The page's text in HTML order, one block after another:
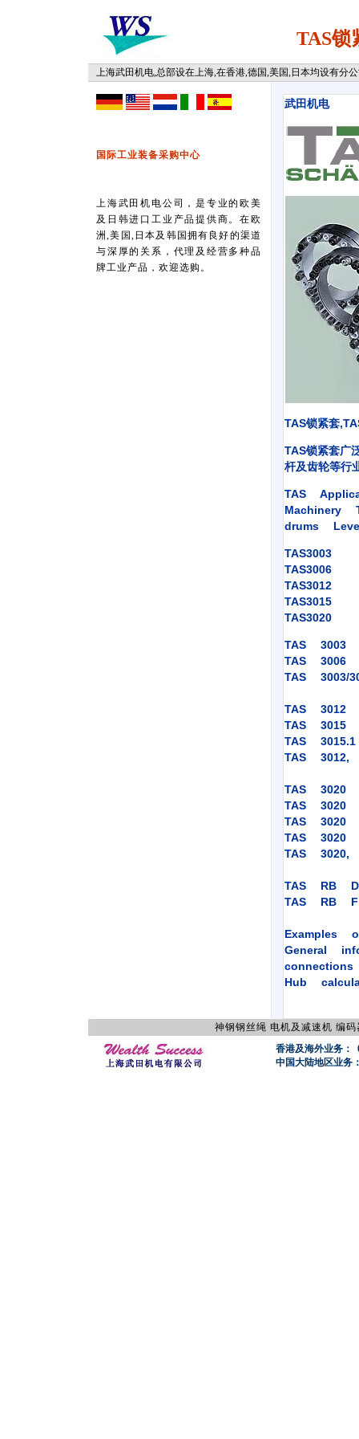
TAS锁
上海武田机电,总部设在上海,在香港,德国,美国,日本均设有分
国际工业装备采购中心
上海武田机电公司，是专业的欧美
及日韩进口工业产品提供商。在欧
洲,美国,日本及韩国拥有良好的渠道
与深厚的关系，代理及经营多种品
牌工业产品，欢迎选购。
武田机电
TAS锁紧套
TAS锁紧套广
杆及齿轮等行
TAS
Machinery
drums
TAS3003
TAS3006
TAS3012
TAS3015
TAS3020
TAS 3003
TAS 3006
TAS 3003/
TAS 3012
TAS 3015
TAS
TAS
TAS 3020
TAS 3020
TAS 3020
TAS 3020
TAS
TAS RB
TAS RB
Examples
General
connections
Hub
神钢钢丝绳 电机及减速机 编码
香港及海外业务：
中国大陆地区业务